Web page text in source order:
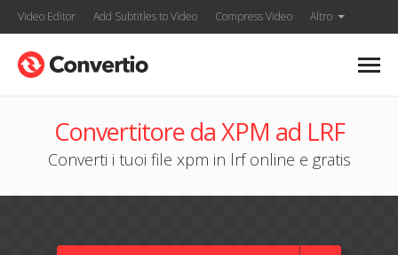
Video Editor Add Subtitles to Video Compress Video Altro
Convertitore da XPM ad LRF
Converti i tuoi file xpm in lrf online e gratis